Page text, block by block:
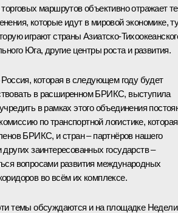
торговых маршрутов объективно отражает те
которые идут в мировой экономике,
играют страны Азиатско-
Юга, другие центры роста и развития.
Россия, которая в следующем году будет
в расширенном БРИКС, выступила
в рамках этого объединения
по транспортной логистике,
БРИКС, и стран – партнёров нашего
заинтересованных государств –
вопросами развития международных
во всём их комплексе.
темы обсуждаются и на площадке Недели